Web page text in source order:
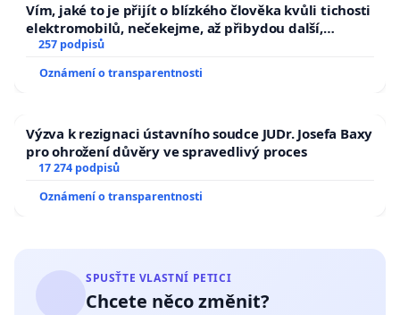
Vím, jaké to je přijít o blízkého člověka kvůli tichosti
elektromobilů, nečekejme, až přibydou další,
zaveďme slyšitelná auta!
257 podpisů
Oznámení o transparentnosti
Výzva k rezignaci ústavního soudce JUDr. Josefa Baxy
pro ohrožení důvěry ve spravedlivý proces
17 274 podpisů
Oznámení o transparentnosti
SPUSŤTE VLASTNÍ PETICI
Chcete něco změnit?